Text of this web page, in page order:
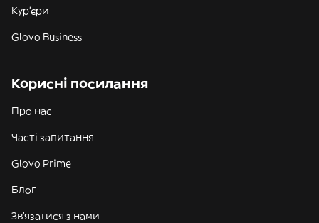
Кур'єри
Glovo Business
Корисні посилання
Про нас
Часті запитання
Glovo Prime
Блог
Зв'язатися з нами